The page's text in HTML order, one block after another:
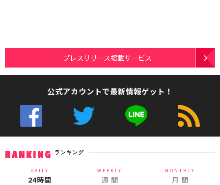
プレスリリース掲載サービス
公式アカウントで最新情報ゲット！
RANKING ランキング
DAILY
24時間
WEEKLY
週 間
MONTHLY
月 間